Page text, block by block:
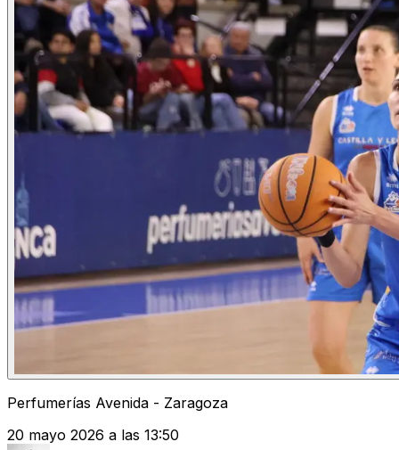
Perfumerías Avenida - Zaragoza
20 mayo 2026 a las 13:50